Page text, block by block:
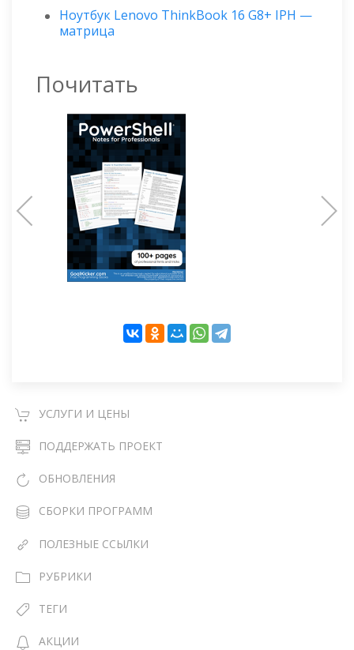
Ноутбук Lenovo ThinkBook 16 G8+ IPH —
матрица
Почитать
УСЛУГИ И ЦЕНЫ
ПОДДЕРЖАТЬ ПРОЕКТ
ОБНОВЛЕНИЯ
СБОРКИ ПРОГРАММ
ПОЛЕЗНЫЕ ССЫЛКИ
РУБРИКИ
ТЕГИ
АКЦИИ